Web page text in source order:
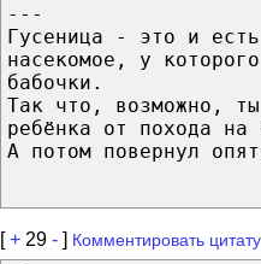
---
Гусеница - это и
насекомое, у
бабочки.
Так что, возможно, ты
ребёнка от похода на
А потом повернул
[+ 29 - ] Комментировать